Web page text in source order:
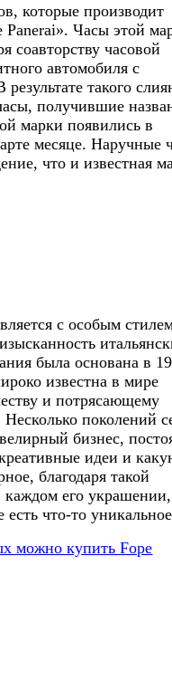
которые производит
Panerai». Часы этой
соавторству часовой
автомобиля с
такого
получившие
марки появились в
месяце. Наручные
что и известная
с особым
была основана в
известна в мире
и потрясающему
поколений
бизнес,
идеи и
благодаря такой
каждом его
что-то
можно купить Fope